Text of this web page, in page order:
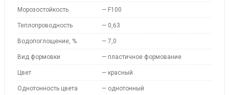
Морозостойкость — F100
Теплопроводность — 0,63
Водопоглощение, % — 7,0
Вид формовки — пластичное формование
Цвет — красный
Однотонность цвета — однотонный